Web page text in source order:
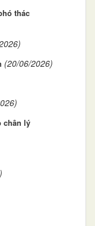
thác
(20/06/2026)
chân lý